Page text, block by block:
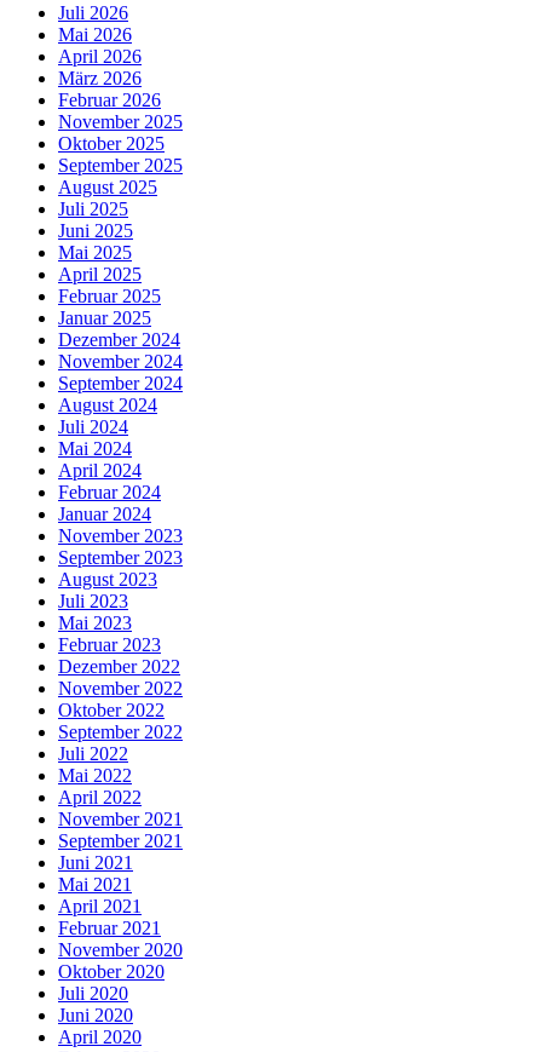
Juli 2026
Mai 2026
April 2026
März 2026
Februar 2026
November 2025
Oktober 2025
September 2025
August 2025
Juli 2025
Juni 2025
Mai 2025
April 2025
Februar 2025
Januar 2025
Dezember 2024
November 2024
September 2024
August 2024
Juli 2024
Mai 2024
April 2024
Februar 2024
Januar 2024
November 2023
September 2023
August 2023
Juli 2023
Mai 2023
Februar 2023
Dezember 2022
November 2022
Oktober 2022
September 2022
Juli 2022
Mai 2022
April 2022
November 2021
September 2021
Juni 2021
Mai 2021
April 2021
Februar 2021
November 2020
Oktober 2020
Juli 2020
Juni 2020
April 2020